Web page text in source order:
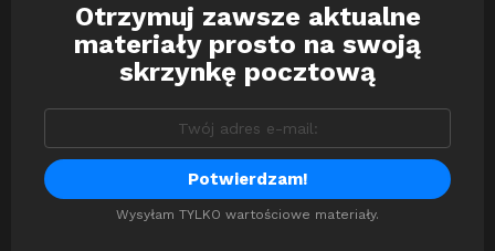
Newsletter
Otrzymuj zawsze aktualne
materiały prosto na swoją
skrzynkę pocztową
Wysyłam TYLKO wartościowe materiały.